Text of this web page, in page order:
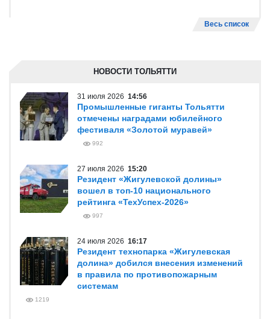
Весь список
НОВОСТИ ТОЛЬЯТТИ
31 июля 2026 14:56
Промышленные гиганты Тольятти
отмечены наградами юбилейного
фестиваля «Золотой муравей»
992
27 июля 2026 15:20
Резидент «Жигулевской долины»
вошел в топ-10 национального
рейтинга «ТехУспех-2026»
997
24 июля 2026 16:17
Резидент технопарка «Жигулевская
долина» добился внесения изменений
в правила по противопожарным
системам
1219